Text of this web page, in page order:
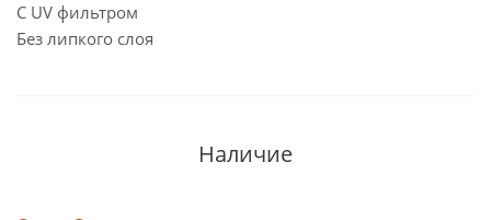
С UV фильтром
Без липкого слоя
Наличие